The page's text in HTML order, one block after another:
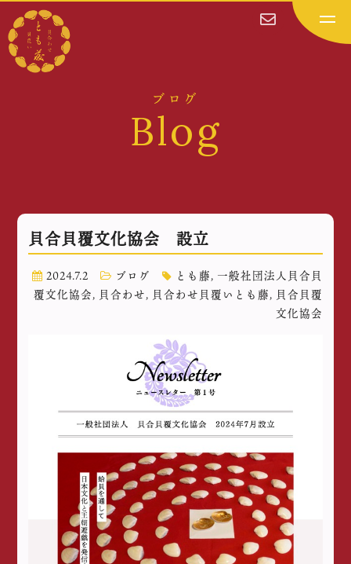
ブログ
Blog
貝合貝覆文化協会 設立
2024.7.2 ブログ とも藤, 一般社団法人貝合貝
覆文化協会, 貝合わせ, 貝合わせ貝覆いとも藤, 貝合貝覆
文化協会